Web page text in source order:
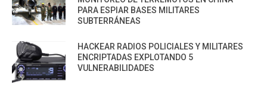
PARA ESPIAR BASES MILITARES
SUBTERRÁNEAS
HACKEAR RADIOS POLICIALES Y MILITARES
ENCRIPTADAS EXPLOTANDO 5
VULNERABILIDADES